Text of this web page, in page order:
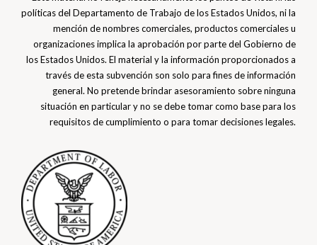
políticas del Departamento de Trabajo de los Estados Unidos, ni la
mención de nombres comerciales, productos comerciales u
organizaciones implica la aprobación por parte del Gobierno de
los Estados Unidos. El material y la información proporcionados a
través de esta subvención son solo para fines de información
general. No pretende brindar asesoramiento sobre ninguna
situación en particular y no se debe tomar como base para los
requisitos de cumplimiento o para tomar decisiones legales.